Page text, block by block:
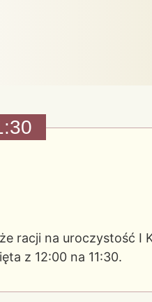
racji na uroczystość I
z 12:00 na 11:30.